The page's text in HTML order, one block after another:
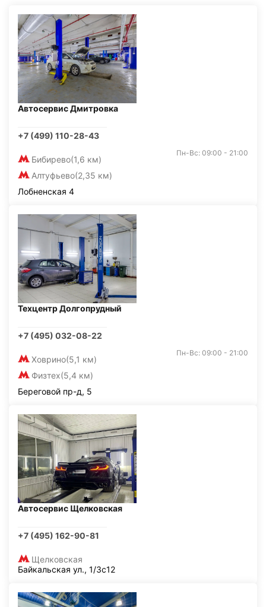
Автосервис Дмитровка
+7 (499) 110-28-43
Бибирево(1,6 км)
Алтуфьево(2,35 км)
Пн-Вс: 09:00 - 21:00
Лобненская 4
Техцентр Долгопрудный
+7 (495) 032-08-22
Ховрино(5,1 км)
Физтех(5,4 км)
Пн-Вс: 09:00 - 21:00
Береговой пр-д, 5
Автосервис Щелковская
+7 (495) 162-90-81
Щелковская
Байкальская ул., 1/3с12